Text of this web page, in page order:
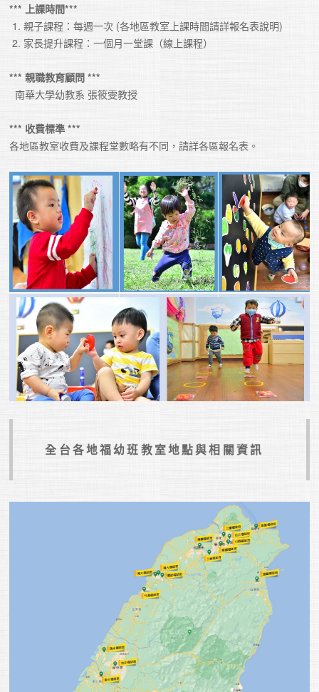
*** 上課時間***
2. 家長提升課程：一個月一堂課（線上課程）
*** 親職教育顧問 ***
  南華大學幼教系 張筱雯教授
*** 收費標準 ***
各地區教室收費及課程堂數略有不同，請詳各區報名表。
全台各地福幼班教室地點與相關資訊